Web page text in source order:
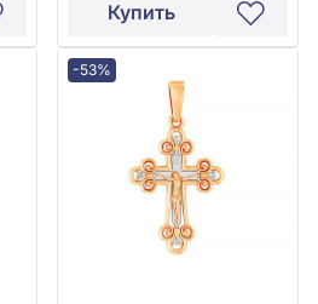
Купить
-53%